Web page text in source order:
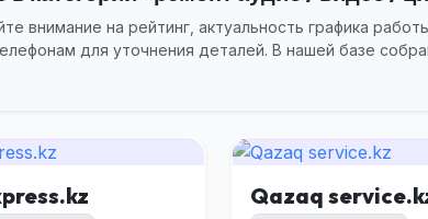
внимание на рейтинг, актуальность графика
для уточнения деталей. В нашей базе
Qazaq